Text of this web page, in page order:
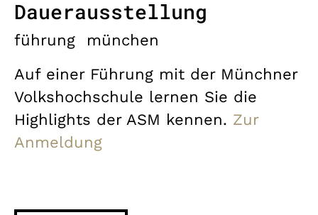
Dauerausstellung
führung
münchen
Auf einer Führung mit der Münchner
Volkshochschule lernen Sie die
Highlights der ASM kennen. Zur
Anmeldung